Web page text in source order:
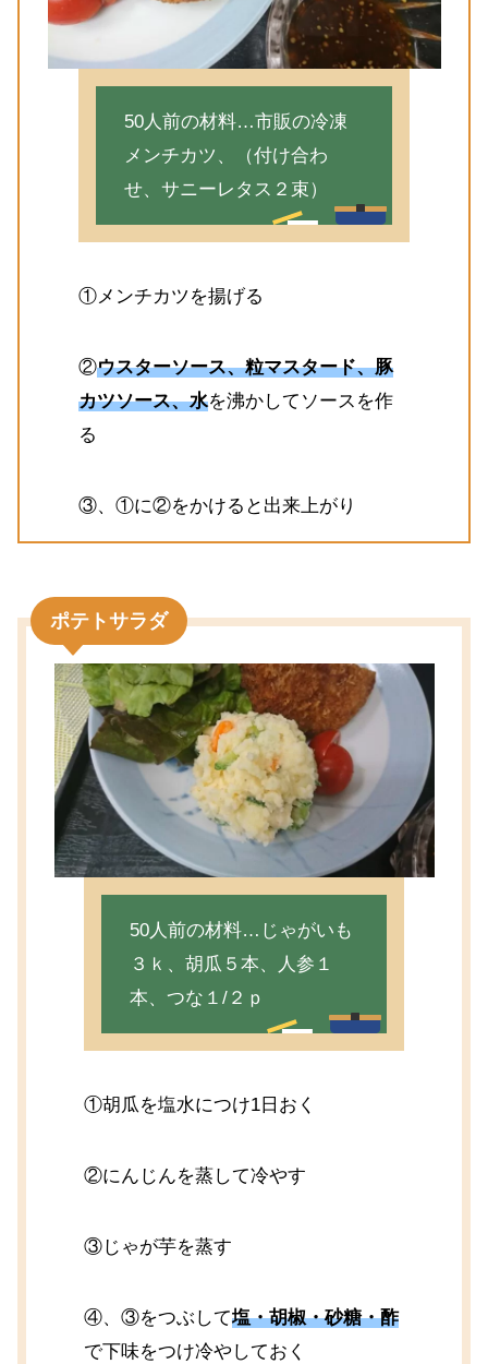
50人前の材料…市販の冷凍
メンチカツ、（付け合わ
せ、サニーレタス２束）
①メンチカツを揚げる
②ウスターソース、粒マスタード、豚
カツソース、水を沸かしてソースを作
る
③、①に②をかけると出来上がり
ポテトサラダ
50人前の材料…じゃがいも
３ｋ、胡瓜５本、人参１
本、つな１/２ｐ
①胡瓜を塩水につけ1日おく
②にんじんを蒸して冷やす
③じゃが芋を蒸す
④、③をつぶして塩・胡椒・砂糖・酢
で下味をつけ冷やしておく